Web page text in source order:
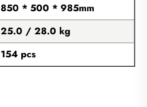
850 * 500 * 985mm
25.0 / 28.0 kg
154 pcs